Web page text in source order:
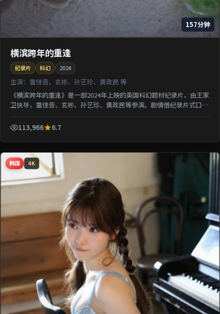
157分钟
横滨跨年的重逢
纪录片 科幻 2024
主演： 雷佳音、玄彬、孙艺珍、黄政民 等
《横滨跨年的重逢》是一部2024年上映的英国科幻题材纪录片，由王家
卫执导，雷佳音、玄彬、孙艺珍、黄政民等参演。剧情借纪录片式口吻
113,966
6.7
韩国 4K